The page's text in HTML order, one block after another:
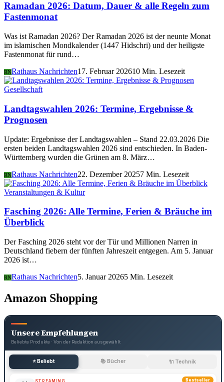
Ramadan 2026: Datum, Dauer & alle Regeln zum
Fastenmonat
Was ist Ramadan 2026? Der Ramadan 2026 ist der neunte Monat
im islamischen Mondkalender (1447 Hidschri) und der heiligste
Fastenmonat für rund…
RNRathaus Nachrichten17. Februar 202610 Min. Lesezeit
Gesellschaft
Landtagswahlen 2026: Termine, Ergebnisse &
Prognosen
Update: Ergebnisse der Landtagswahlen – Stand 22.03.2026 Die
ersten beiden Landtagswahlen 2026 sind entschieden. In Baden-
Württemberg wurden die Grünen am 8. März…
RNRathaus Nachrichten22. Dezember 20257 Min. Lesezeit
Veranstaltungen & Kultur
Fasching 2026: Alle Termine, Ferien & Bräuche im
Überblick
Der Fasching 2026 steht vor der Tür und Millionen Narren in
Deutschland fiebern der fünften Jahreszeit entgegen. Am 5. Januar
2026 ist…
RNRathaus Nachrichten5. Januar 20265 Min. Lesezeit
Amazon Shopping
Unsere Empfehlungen
Beliebte Produkte · Von der Redaktion ausgewählt
⭐ Beliebt 📚 Bücher 🔌 Technik
Bestseller